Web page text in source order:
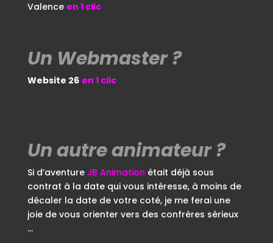
Valence en 1 clic
Un Webmaster ?
Website 26 en 1 clic
Un autreanimateur ?
Si d’aventure JB Animation était déjà sous
contrat à la date qui vous intéresse, à moins de
décaler la date de votre coté, je me ferai une
joie de vous orienter vers des confrères sérieux
…